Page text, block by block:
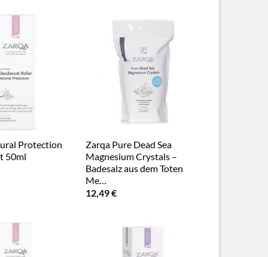
Protection
50ml
Zarqa Pure Dead Sea
Magnesium Crystals –
Badesalz aus dem Toten
Me…
12,49€